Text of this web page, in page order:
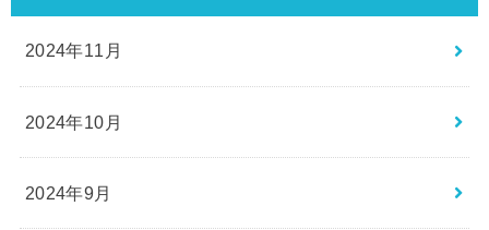
2024年11月
2024年10月
2024年9月